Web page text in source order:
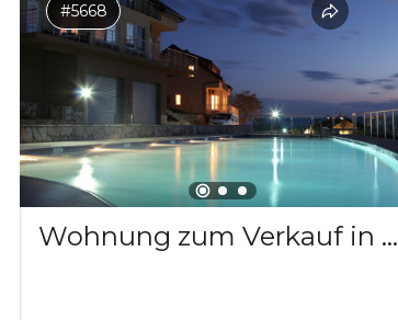
#5668
Wohnung zum Verkauf in Bar mit Blick auf die Berge